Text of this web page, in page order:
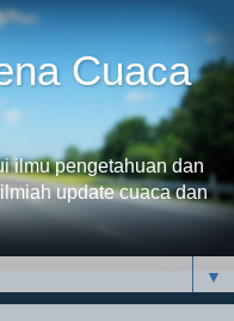
Cuaca
ilmu pengetahuan dan
update cuaca dan
▼